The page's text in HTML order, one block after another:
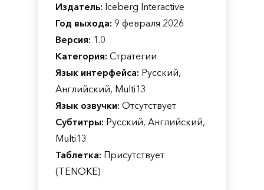
Издатель: Iceberg Interactive
Год выхода: 9 февраля 2026
Версия: 1.0
Категория: Стратегии
Язык интерфейса: Русский,
Английский, Multi13
Язык озвучки: Отсутствует
Субтитры: Русский, Английский,
Multi13
Таблетка: Присутствует
(TENOKE)